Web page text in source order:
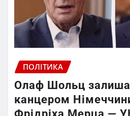
ПОЛІТИКА
Олаф Шольц
канцером